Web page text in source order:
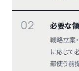
02 必要な
戦略立案
に応じて
部使う前